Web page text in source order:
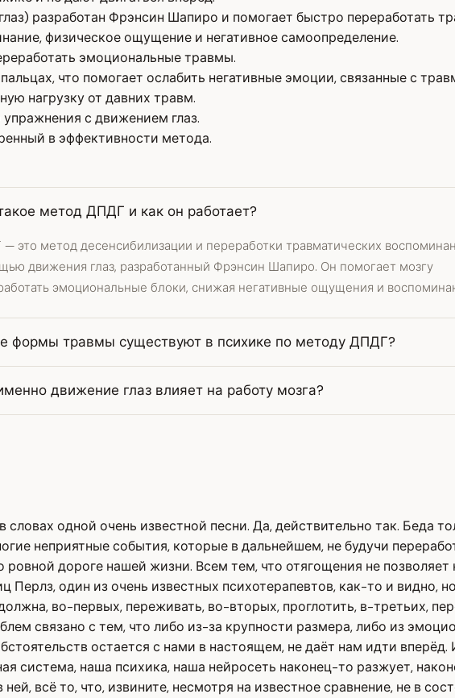
разработан Фрэнсин Шапиро и помогает быстро переработать
физическое ощущение и негативное самоопределение.
эмоциональные травмы.
что помогает ослабить негативные эмоции, связанные с
нагрузку от давних травм.
с движением глаз.
в эффективности метода.
метод ДПДГ и как он работает?
это метод десенсибилизации и переработки травматических
движения глаз, разработанный Фрэнсин Шапиро. Он помогает мозгу
эмоциональные блоки, снижая негативные ощущения и
формы травмы существуют в психике по методу ДПДГ?
движение глаз влияет на работу мозга?
одной очень известной песни. Да, действительно так. Беда
неприятные события, которые в дальнейшем, не будучи
дороге нашей жизни. Всем тем, что отягощения не позволяет
один из очень известных психотерапевтов, как-то и видно,
во-первых, переживать, во-вторых, проглотить, в-третьих,
связано с тем, что либо из-за крупности размера, либо из
остается с нами в настоящем, не даёт нам идти вперёд.
система, наша психика, наша нейросеть наконец-то разжует,
всё то, что, извините, несмотря на известное сравнение, не в